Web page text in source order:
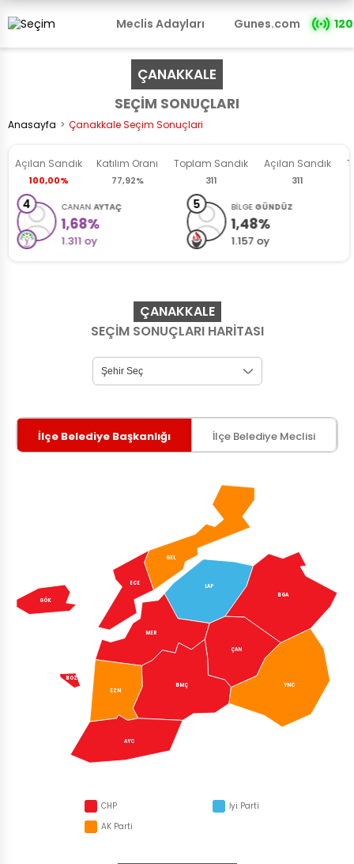
Meclis Adayları Gunes.com 120
ÇANAKKALE
SEÇİM SONUÇLARI
Anasayfa Çanakkale Seçim Sonuçlari
Açılan Sandık
100,00%
Katılım Oranı
77,92%
Toplam Sandık
311
Açılan Sandık
311
4 CANAN AYTAÇ
1,68%
1.311 oy
5 BİLGE GÜNDÜZ
1,48%
1.157 oy
ÇANAKKALE
SEÇİM SONUÇLARI HARİTASI
İlçe Belediye Başkanlığı İlçe Belediye Meclisi
GEL
ECE
LAP
BGA
MER
ÇAN
BMÇ
EZN
YNC
AYC
GÖK
BOZ
CHP
AK Parti
İyi Parti